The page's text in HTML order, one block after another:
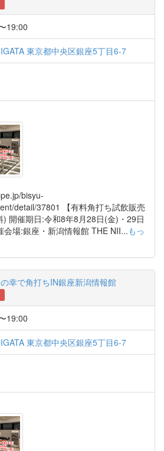
19:00
東京都中央区銀座5丁目6-7
bisyu-
detail/37801 【有料角打ち試飲販売
開催期日:令和8年8月28日(金)・29日
場:銀座・新潟情報館 THE NII...もっ
幸で角打ちIN銀座新潟情報館
19:00
東京都中央区銀座5丁目6-7